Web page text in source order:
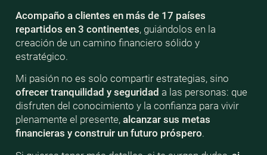
Acompaño a clientes en más de 17 países
repartidos en 3 continentes, guiándolos en la
creación de un camino financiero sólido y
estratégico.
Mi pasión no es solo compartir estrategias, sino
ofrecer tranquilidad y seguridad a las personas: que
disfruten del conocimiento y la confianza para vivir
plenamente el presente, alcanzar sus metas
financieras y construir un futuro próspero.